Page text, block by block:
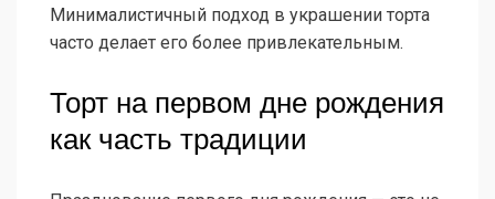
Минималистичный подход в украшении торта
часто делает его более привлекательным.
Торт на первом дне рождения
как часть традиции